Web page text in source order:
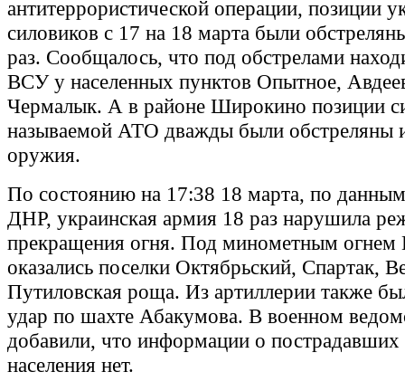
антитеррористической операции, позиции
силовиков с 17 на 18 марта были
раз. Сообщалось, что под обстрелами
ВСУ у населенных пунктов Опытное,
Чермалык. А в районе Широкино позиции
называемой АТО дважды были обстреляны
оружия.
По состоянию на 17:38 18 марта, по
ДНР, украинская армия 18 раз нарушила
прекращения огня. Под минометным
оказались поселки Октябрьский, Спартак,
Путиловская роща. Из артиллерии также
удар по шахте Абакумова. В военном
добавили, что информации о пострадавших
населения нет.